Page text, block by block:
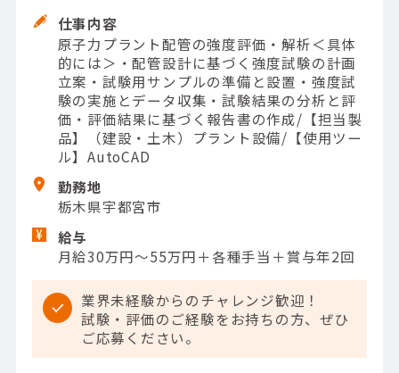
仕事内容
原子力プラント配管の強度評価・解析＜具体
的には＞・配管設計に基づく強度試験の計画
立案・試験用サンプルの準備と設置・強度試
験の実施とデータ収集・試験結果の分析と評
価・評価結果に基づく報告書の作成/【担当製
品】（建設・土木）プラント設備/【使用ツー
ル】AutoCAD
勤務地
栃木県宇都宮市
給与
月給30万円～55万円＋各種手当＋賞与年2回
業界未経験からのチャレンジ歓迎！
試験・評価のご経験をお持ちの方、ぜひ
ご応募ください。